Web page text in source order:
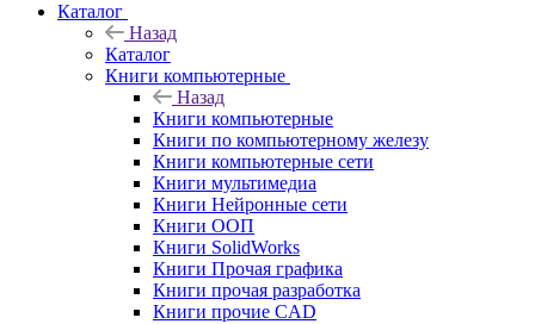
Каталог
Назад
Каталог
Книги компьютерные
Назад
Книги компьютерные
Книги по компьютерному железу
Книги компьютерные сети
Книги мультимедиа
Книги Нейронные сети
Книги ООП
Книги SolidWorks
Книги Прочая графика
Книги прочая разработка
Книги прочие CAD